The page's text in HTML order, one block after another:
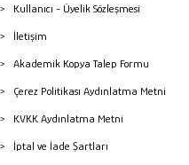
Kullanıcı - Üyelik Sözleşmesi
İletişim
Akademik Kopya Talep Formu
Çerez Politikası Aydınlatma Metni
KVKK Aydınlatma Metni
İptal ve İade Şartları